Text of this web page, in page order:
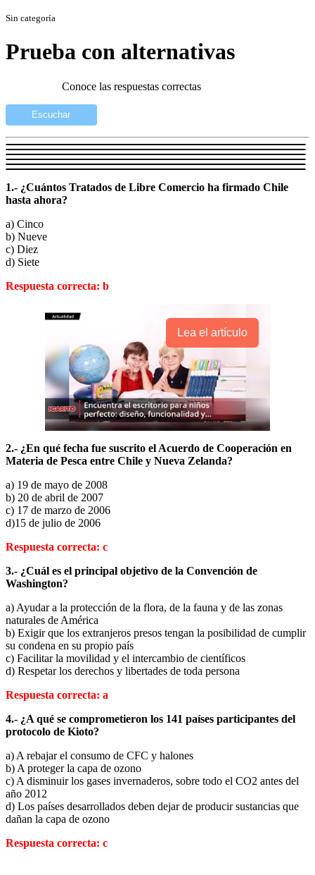
Sin categoría
Prueba con alternativas
Conoce las respuestas correctas
Escuchar
1.- ¿Cuántos Tratados de Libre Comercio ha firmado Chile
hasta ahora?
a) Cinco
b) Nueve
c) Diez
d) Siete
Respuesta correcta: b
Lea el artículo
2.- ¿En qué fecha fue suscrito el Acuerdo de Cooperación en
Materia de Pesca entre Chile y Nueva Zelanda?
a) 19 de mayo de 2008
b) 20 de abril de 2007
c) 17 de marzo de 2006
d)15 de julio de 2006
Respuesta correcta: c
3.- ¿Cuál es el principal objetivo de la Convención de
Washington?
a) Ayudar a la protección de la flora, de la fauna y de las zonas
naturales de América
b) Exigir que los extranjeros presos tengan la posibilidad de cumplir
su condena en su propio país
c) Facilitar la movilidad y el intercambio de científicos
d) Respetar los derechos y libertades de toda persona
Respuesta correcta: a
4.- ¿A qué se comprometieron los 141 países participantes del
protocolo de Kioto?
a) A rebajar el consumo de CFC y halones
b) A proteger la capa de ozono
c) A disminuir los gases invernaderos, sobre todo el CO2 antes del
año 2012
d) Los países desarrollados deben dejar de producir sustancias que
dañan la capa de ozono
Respuesta correcta: c